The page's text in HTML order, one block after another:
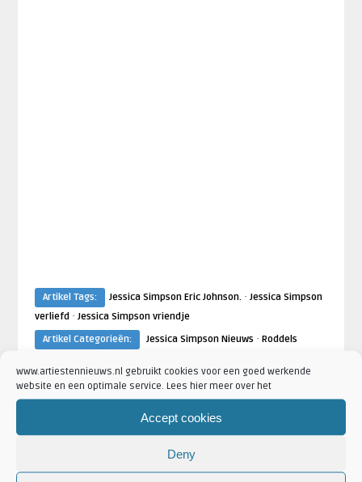
www.artiestennieuws.nl gebruikt cookies voor een goed werkende
website en een optimale service. Lees hier meer over het
Accept cookies
Deny
Artikel Tags: Jessica Simpson Eric Johnson.· Jessica Simpson
verliefd· Jessica Simpson vriendje
Artikel Categorieën:
Jessica Simpson Nieuws · Roddels